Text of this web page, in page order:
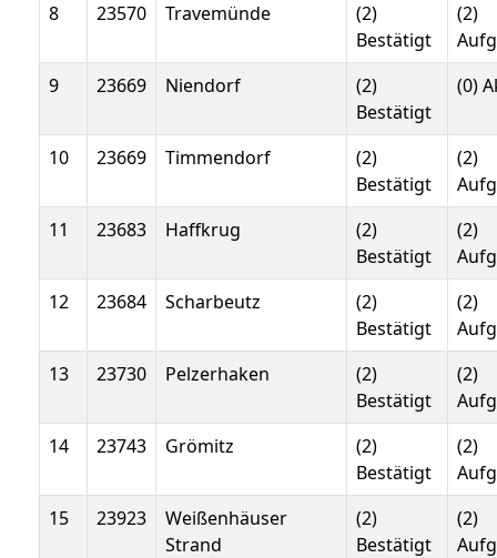
8 23570 Travemünde
(2)
Bestätigt
(2)
9
23669 Niendorf
(2)
Bestätigt
(0)
10 23669 Timmendorf
(2)
Bestätigt
(2)
11
23683 Haffkrug
(2)
Bestätigt
(2)
12
23684 Scharbeutz
(2)
Bestätigt
(2)
13
23730 Pelzerhaken
(2)
Bestätigt
(2)
14
23743 Grömitz
(2)
Bestätigt
(2)
15
23923
Weißenhäuser
Strand
(2)
Bestätigt
(2)